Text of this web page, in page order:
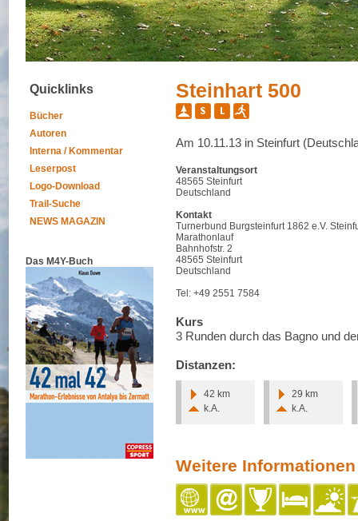
Quicklinks
Bücher
Autoren
Interna / Kommentar
Leserpost
Logo-Download
Trail-Suche
NEWS MAGAZIN
Das M4Y-Buch
Steinhart 500
Am 10.11.13 in Steinfurt
Veranstaltungsort
48565 Steinfurt
Deutschland
Kontakt
Turnerbund Burgsteinfurt 1862 e.V.
Marathonlauf
Bahnhofstr. 2
48565 Steinfurt
Deutschland
Tel: +49 2551 7584
Kurs
3 Runden durch das Bagno und
Distanzen:
42 km
k.A.
29 km
k.A.
Weitere Informationen